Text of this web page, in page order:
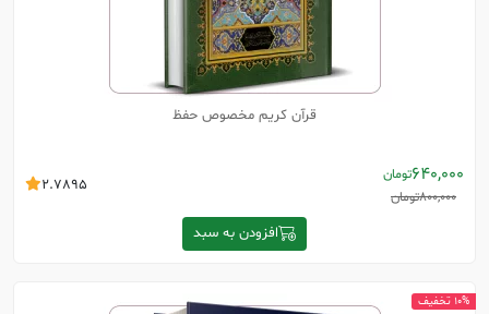
قرآن کریم مخصوص حفظ
640,000تومان
800,000تومان
2.7895
افزودن به سبد
10% تخفیف